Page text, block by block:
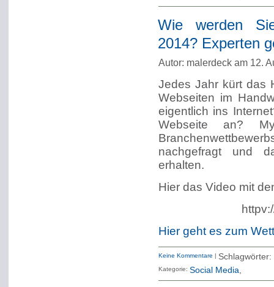
Wie werden
2014? Experten
Autor: malerdeck am 12.
Jedes Jahr kürt das
Webseiten im
eigentlich ins
Webseite an?
nachgefragt und
erhalten.
Hier das Video mit
Hier geht es zum
Keine Kommentare | Schlagwörter:
Kategorie: Social Media